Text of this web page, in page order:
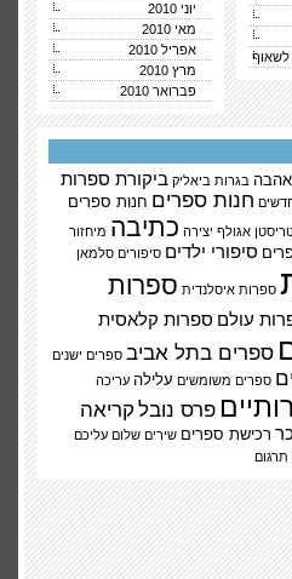
לשאוף
יוני 2010
מאי 2010
אפריל 2010
מרץ 2010
פברואר 2010
אהבה בגרות ביאליק ביקורת ספרות
חנות ספרים חנות ספרים
אגולף יצירה כתיבה מיחזור
סיפורי ילדים סיפורים סלמאן
ספרות איסלנדית ספרות
עולם ספרות קלאסית
ספרים בתל אביב ספרים ישנים
ספרים משומשים עלילה עריכה
פרס נובל קריאה
רכישת ספרים שירים שלום עליכם
תרגום